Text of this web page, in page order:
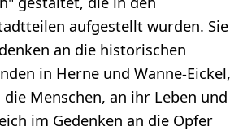
aufgestellt wurden. Sie
an die historischen
in Herne und Wanne-Eickel,
Menschen, an ihr Leben und
im Gedenken an die Opfer